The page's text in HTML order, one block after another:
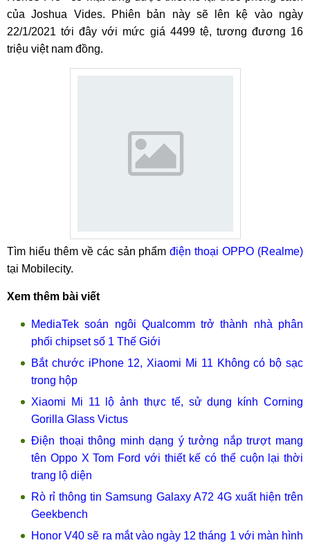
của Joshua Vides. Phiên bản này sẽ lên kệ vào ngày
22/1/2021 tới đây với mức giá 4499 tệ, tương đương 16
triệu việt nam đồng.
Tìm hiểu thêm về các sản phẩm điện thoại OPPO (Realme)
tại Mobilecity.
Xem thêm bài viết
MediaTek soán ngôi Qualcomm trở thành nhà phân
phối chipset số 1 Thế Giới
Bắt chước iPhone 12, Xiaomi Mi 11 Không có bộ sạc
trong hộp
Xiaomi Mi 11 lộ ảnh thực tế, sử dụng kính Corning
Gorilla Glass Victus
Điện thoại thông minh dạng ý tưởng nắp trượt mang
tên Oppo X Tom Ford với thiết kế có thể cuộn lại thời
trang lộ diện
Rò rỉ thông tin Samsung Galaxy A72 4G xuất hiện trên
Geekbench
Honor V40 sẽ ra mắt vào ngày 12 tháng 1 với màn hình